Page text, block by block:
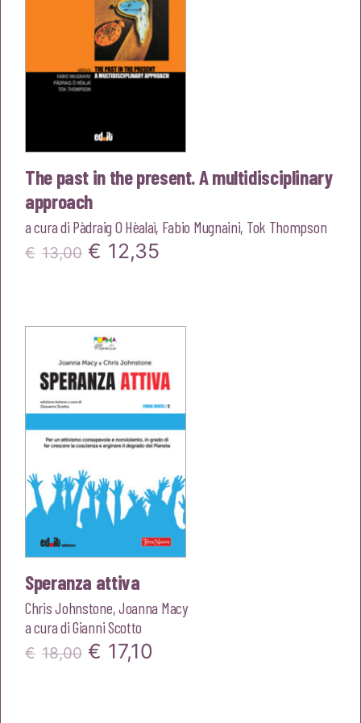
The past in the present. A multidisciplinary
approach
a cura di Pàdraig O Hèalaì, Fabio Mugnaini, Tok Thompson
€ 13,00 Il
era:
€13,00.
€ 12,35
€12,35.
Speranza attiva
Chris Johnstone,Joanna Macy
a cura diGianni Scotto
€ 18,00 Il
€ 17,10